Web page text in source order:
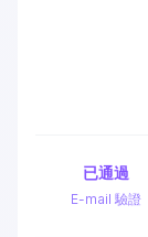
E-mail 驗證
已通過